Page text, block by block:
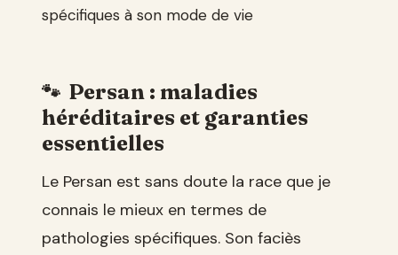
spécifiques à son mode de vie
Persan : maladies
héréditaires et garanties
essentielles
Le Persan est sans doute la race que je
connais le mieux en termes de
pathologies spécifiques. Son faciès